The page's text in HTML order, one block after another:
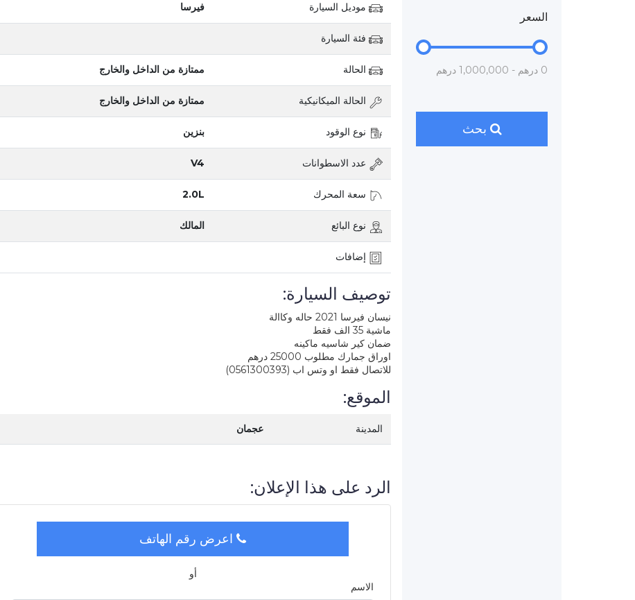
السعر
0 درهم - 1,000,000 درهم
بحث
موديل السيارة فيرسا
فئة السيارة
الحالة ممتازة من الداخل والخارج
الحالة الميكانيكية ممتازة من الداخل والخارج
نوع الوقود بنزين
عدد الاسطوانات V4
سعة المحرك 2.0L
نوع البائع المالك
إضافات
توصيف السيارة:
نيسان فيرسا 2021 حاله وكاالة
ماشية 35 الف فقط
ضمان كير شاسيه ماكينه
اوراق جمارك مطلوب 25000 درهم
للاتصال فقط او وتس اب (0561300393)
الموقع:
المدينة عجمان
الرد على هذا الإعلان:
اعرض رقم الهاتف
أو
الاسم